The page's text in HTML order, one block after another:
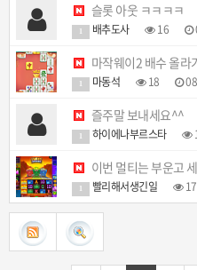
슬롯 아웃 ㅋㅋㅋㅋ
배추도사 16
마작웨이2 배수 올라
마동석 18
즐주말 보내세요^^
하이에나부르스타
이번 멀티는 부운고
빨리해서생긴일 17